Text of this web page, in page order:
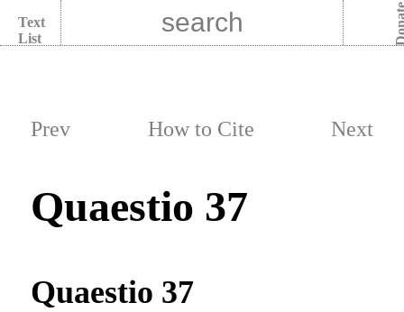
Text
List
Prev How to Cite Next
Quaestio 37
Quaestio 37